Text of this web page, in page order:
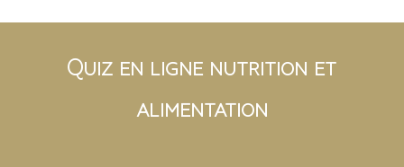
Quiz en ligne nutrition et
alimentation